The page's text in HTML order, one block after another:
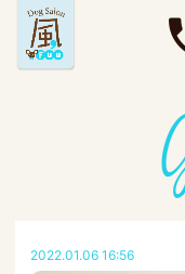
2022.01.06 16:56